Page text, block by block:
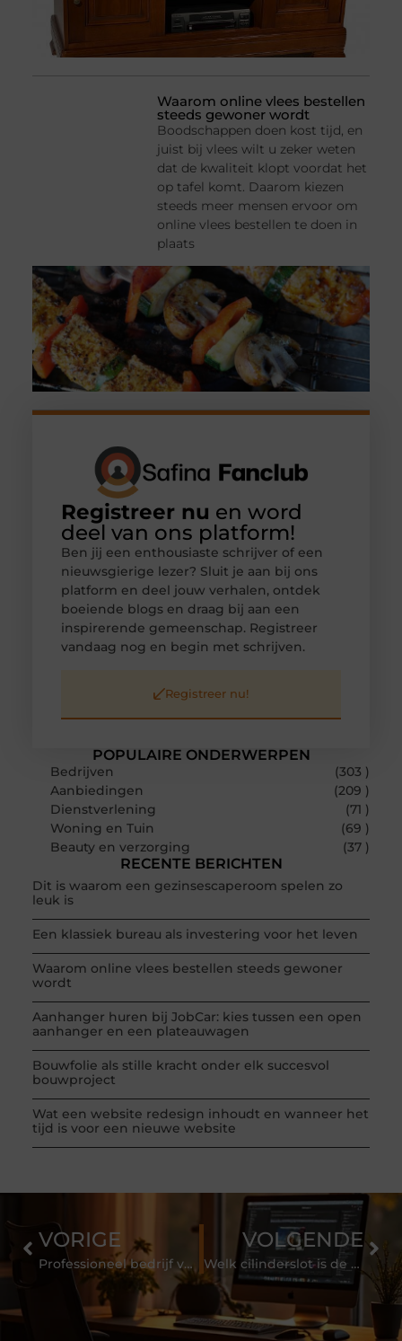
Waarom online vlees bestellen
steeds gewoner wordt
Boodschappen doen kost tijd, en
juist bij vlees wilt u zeker weten
dat de kwaliteit klopt voordat het
op tafel komt. Daarom kiezen
steeds meer mensen ervoor om
online vlees bestellen te doen in
plaats
POPULAIRE ONDERWERPEN
Bedrijven
(303 )
Aanbiedingen
(209 )
Dienstverlening
(71 )
Woning en Tuin
(69 )
Beauty en verzorging
(37 )
RECENTE BERICHTEN
Dit is waarom een gezinsescaperoom spelen zo
leuk is
Een klassiek bureau als investering voor het leven
Waarom online vlees bestellen steeds gewoner
wordt
Aanhanger huren bij JobCar: kies tussen een open
aanhanger en een plateauwagen
Bouwfolie als stille kracht onder elk succesvol
bouwproject
Wat een website redesign inhoudt en wanneer het
tijd is voor een nieuwe website
Registreer nu en word
deel van ons platform!
Ben jij een enthousiaste schrijver of een
nieuwsgierige lezer? Sluit je aan bij ons
platform en deel jouw verhalen, ontdek
boeiende blogs en draag bij aan een
inspirerende gemeenschap. Registreer
vandaag nog en begin met schrijven.
Registreer nu!
VORIGE
Professioneel bedrijf voor animaties
VOLGENDE
Welk cilinderslot is de beste keuze om inbraak te voorkomen?